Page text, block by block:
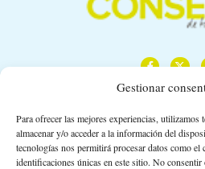
Gestionar
Para ofrecer las mejores experiencias, utilizamos
almacenar y/o acceder a la información del
tecnologías nos permitirá procesar datos como
identificaciones únicas en este sitio. No
Calle Camino de los
Planta 3ª 41092 – Sevilla